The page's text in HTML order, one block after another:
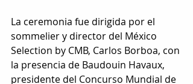
La ceremonia fue dirigida por el
sommelier y director del México
Selection by CMB, Carlos Borboa, con
la presencia de Baudouin Havaux,
presidente del Concurso Mundial de